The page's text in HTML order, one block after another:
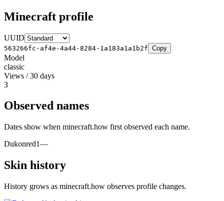
Minecraft profile
UUID
563266fc-af4e-4a44-8284-1a183a1a1b2f Copy
Model
classic
Views / 30 days
3
Observed names
Dates show when minecraft.how first observed each name.
Dukonred1—
Skin history
History grows as minecraft.how observes profile changes.